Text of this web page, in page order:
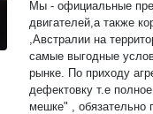
Мы - официальные
двигателей,а также
,Австралии на
самые выгодные
рынке. По приходу агрегата к нам на склад , обязательно проходит
дефектовку т.е
мешке" , обязательно